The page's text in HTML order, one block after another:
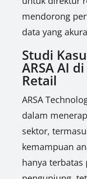
mendorong
data yang
Studi
ARSA AI
Retail
ARSA
dalam
sektor,
kemampuan
hanya terbatas